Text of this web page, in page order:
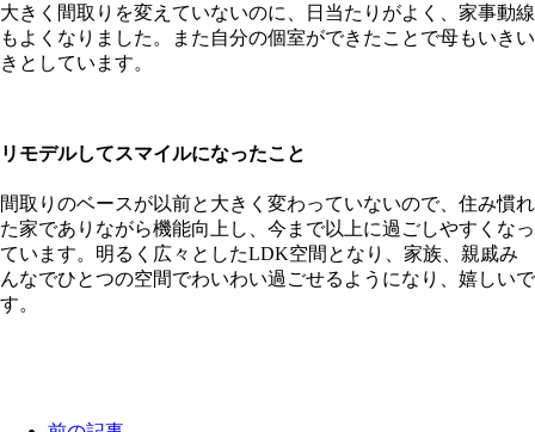
大きく間取りを変えていないのに、日当たりがよく、家事動線
もよくなりました。また自分の個室ができたことで母もいきい
きとしています。
リモデルしてスマイルになったこと
間取りのベースが以前と大きく変わっていないので、住み慣れ
た家でありながら機能向上し、今まで以上に過ごしやすくなっ
ています。明るく広々としたLDK空間となり、家族、親戚み
んなでひとつの空間でわいわい過ごせるようになり、嬉しいで
す。